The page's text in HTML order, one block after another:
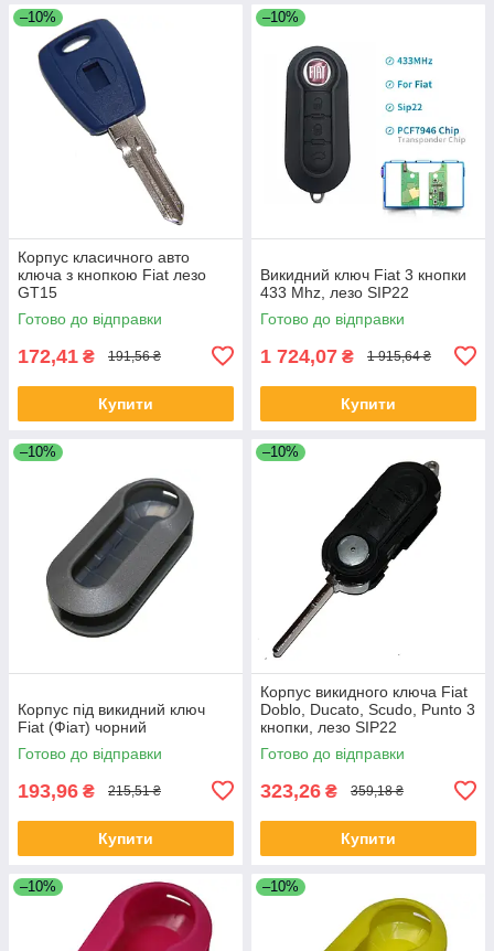
–10%
Корпус класичного авто
ключа з кнопкою Fiat лезо
GT15
Готово до відправки
172,41 ₴ 191,56 ₴
Купити
–10%
Викидний ключ Fiat 3 кнопки
433 Mhz, лезо SIP22
Готово до відправки
1 724,07 ₴ 1 915,64 ₴
Купити
–10%
Корпус під викидний ключ
Fiat (Фіат) чорний
Готово до відправки
193,96 ₴ 215,51 ₴
Купити
–10%
Корпус викидного ключа Fiat
Doblo, Ducato, Scudo, Punto 3
кнопки, лезо SIP22
Готово до відправки
323,26 ₴ 359,18 ₴
Купити
–10% –10%